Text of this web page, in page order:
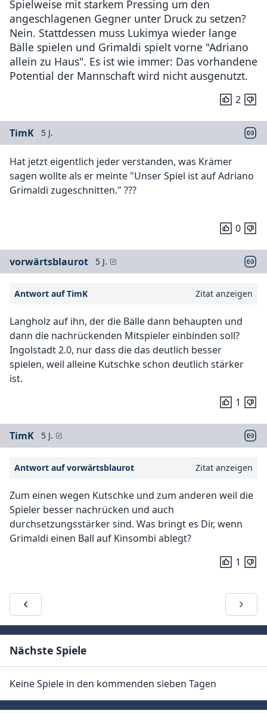
Spielweise mit starkem Pressing um den
angeschlagenen Gegner unter Druck zu setzen?
Nein. Stattdessen muss Lukimya wieder lange
Bälle spielen und Grimaldi spielt vorne "Adriano
allein zu Haus". Es ist wie immer: Das vorhandene
Potential der Mannschaft wird nicht ausgenutzt.
2
TimK 5 J.
Hat jetzt eigentlich jeder verstanden, was Krämer
sagen wollte als er meinte "Unser Spiel ist auf Adriano
Grimaldi zugeschnitten." ???
0
vorwärtsblaurot 5 J.
Antwort auf TimK Zitat anzeigen
Langholz auf ihn, der die Bälle dann behaupten und
dann die nachrückenden Mitspieler einbinden soll?
Ingolstadt 2.0, nur dass die das deutlich besser
spielen, weil alleine Kutschke schon deutlich stärker
ist.
1
TimK 5 J.
Antwort auf vorwärtsblaurot Zitat anzeigen
Zum einen wegen Kutschke und zum anderen weil die
Spieler besser nachrücken und auch
durchsetzungsstärker sind. Was bringt es Dir, wenn
Grimaldi einen Ball auf Kinsombi ablegt?
1
Nächste Spiele
Keine Spiele in den kommenden sieben Tagen